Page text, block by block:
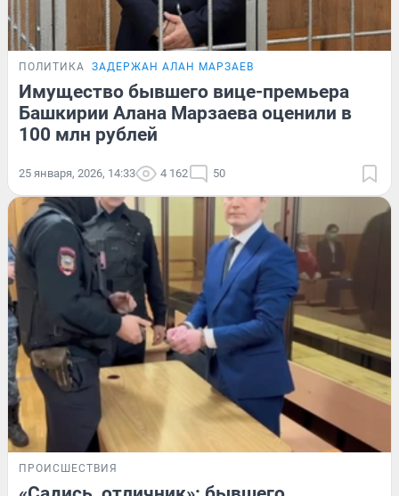
ПОЛИТИКА ЗАДЕРЖАН АЛАН МАРЗАЕВ
Имущество бывшего вице-премьера
Башкирии Алана Марзаева оценили в
100 млн рублей
25 января, 2026, 14:33 4 162 50
ПРОИСШЕСТВИЯ